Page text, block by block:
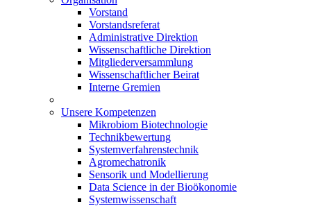
Vorstand
Vorstandsreferat
Administrative Direktion
Wissenschaftliche Direktion
Mitgliederversammlung
Wissenschaftlicher Beirat
Interne Gremien
Unsere Kompetenzen
Mikrobiom Biotechnologie
Technikbewertung
Systemverfahrenstechnik
Agromechatronik
Sensorik und Modellierung
Data Science in der Bioökonomie
Systemwissenschaft